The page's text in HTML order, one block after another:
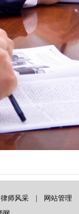
律师风采
网站管理